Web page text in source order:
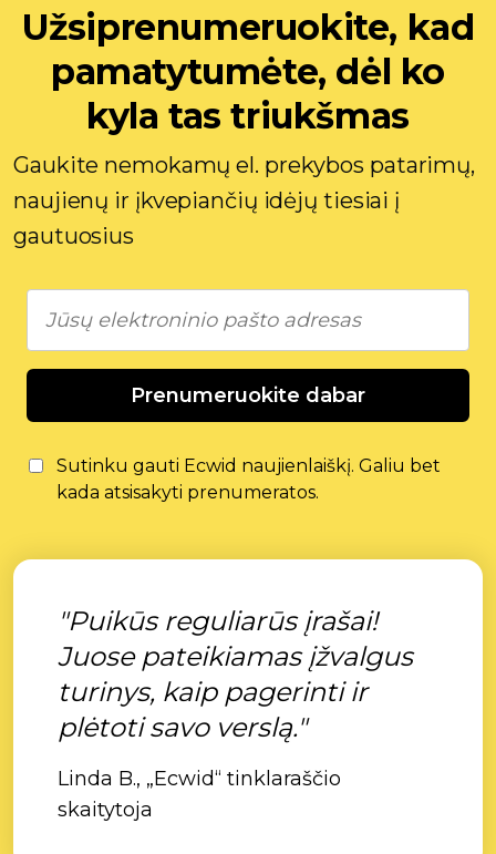
Užsiprenumeruokite, kad
pamatytumėte, dėl ko
kyla tas triukšmas
Gaukite nemokamų el. prekybos patarimų,
naujienų ir įkvepiančių idėjų tiesiai į
gautuosius
Prenumeruokite dabar
Sutinku gauti Ecwid naujienlaiškį. Galiu bet
kada atsisakyti prenumeratos.
"Puikūs reguliarūs įrašai!
Juose pateikiamas įžvalgus
turinys, kaip pagerinti ir
plėtoti savo verslą."
Linda B., „Ecwid“ tinklaraščio
skaitytoja